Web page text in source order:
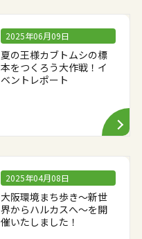
2025年06月09日
夏の王様カブトムシの標
本をつくろう大作戦！イ
ベントレポート
2025年04月08日
大阪環境まち歩き～新世
界からハルカスへ～を開
催いたしました！